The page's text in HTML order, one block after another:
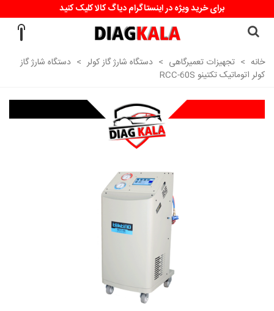
برای خرید ویژه در اینستاگرام دیاگ کالا کلیک کنید
خانه > تجهیزات تعمیرگاهی > دستگاه شارژ گاز کولر > دستگاه شارژ گاز
کولر اتوماتیک تکتینو RCC-60S